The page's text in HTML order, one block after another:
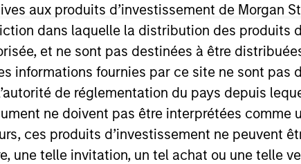
aux produits d’investissement de Morgan
dans laquelle la distribution des produits
et ne sont pas destinées à être
informations fournies par ce site ne sont
de réglementation du pays depuis
ne doivent pas être interprétées comme
ces produits d’investissement ne peuvent
une telle invitation, un tel achat ou une telle